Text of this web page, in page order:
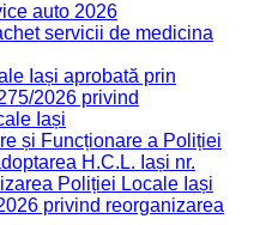
auto 2026
servicii de medicina
Iași aprobată prin
2026 privind
Iași
și Funcționare a Poliției
H.C.L. Iași nr.
Poliției Locale Iași
privind reorganizarea